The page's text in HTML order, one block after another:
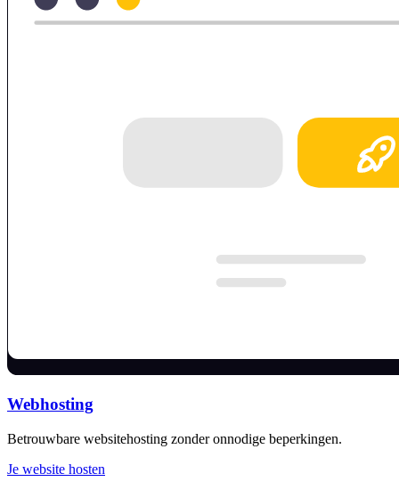
Webhosting
Betrouwbare websitehosting zonder onnodige beperkingen.
Je website hosten